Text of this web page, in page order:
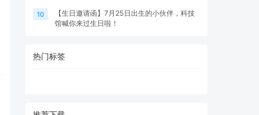
10
【生日邀请函】7月25日出生的小伙伴，科技
馆喊你来过生日啦！
热门标签